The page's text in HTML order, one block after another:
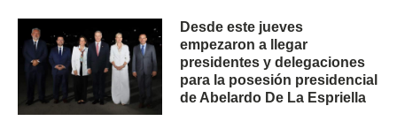
Desde este jueves
empezaron a llegar
presidentes y delegaciones
para la posesión presidencial
de Abelardo De La Espriella